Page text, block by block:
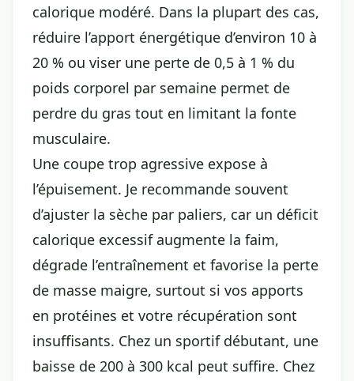
calorique modéré. Dans la plupart des cas,
réduire l’apport énergétique d’environ 10 à
20 % ou viser une perte de 0,5 à 1 % du
poids corporel par semaine permet de
perdre du gras tout en limitant la fonte
musculaire.
Une coupe trop agressive expose à
l’épuisement. Je recommande souvent
d’ajuster la sèche par paliers, car un déficit
calorique excessif augmente la faim,
dégrade l’entraînement et favorise la perte
de masse maigre, surtout si vos apports
en protéines et votre récupération sont
insuffisants. Chez un sportif débutant, une
baisse de 200 à 300 kcal peut suffire. Chez